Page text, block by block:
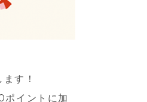
す！
ポイントに加